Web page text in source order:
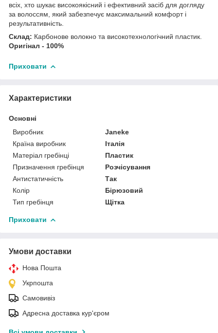
всіх, хто шукає високоякісний і ефективний засіб для догляду
за волоссям, який забезпечує максимальний комфорт і
результативність.
Склад: Карбонове волокно та високотехнологічний пластик.
Оригінал - 100%
Приховати
Характеристики
Основні
Виробник
Janeke
Країна виробник
Італія
Матеріал гребінці
Пластик
Призначення гребінця
Розчісування
Антистатичність
Так
Колір
Бірюзовий
Тип гребінця
Щітка
Приховати
Умови доставки
Нова Пошта
Укрпошта
Самовивіз
Адресна доставка кур'єром